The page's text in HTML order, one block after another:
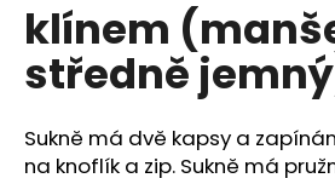
klínem
středně
Sukně má dvě kapsy a
na knoflík a zip. Sukně má
u
č
u
e
m